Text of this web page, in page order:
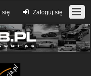
Zaloguj się
się